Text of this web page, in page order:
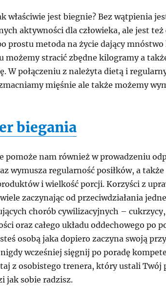
właściwie jest biegnie? Bez wątpienia
aktywności dla człowieka, ale jest też
prostu metoda na życie dający
możemy stracić zbędne kilogramy a
W połączeniu z należyta dietą i
mięśnie ale także możemy
biegania
pomoże nam również w prowadzeniu
wymusza regularność posiłków, a także
i wielkość porcji. Korzyści z
zaczynając od przeciwdziałania
chorób cywilizacyjnych –
oraz całego układu oddechowego po
osobą jaka dopiero zaczyna swoją
nigdy wcześniej sięgnij po poradę
z osobistego trenera, który ustali Twój
jak sobie radzisz.